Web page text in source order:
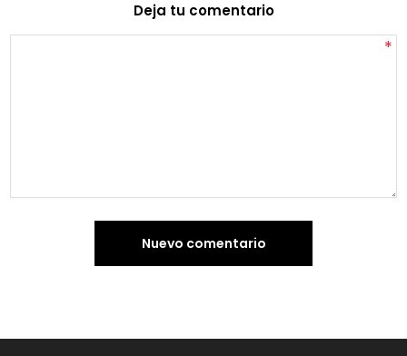
Deja tu comentario
*
Nuevo comentario